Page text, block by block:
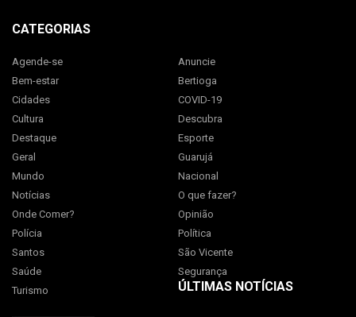
CATEGORIAS
Agende-se
Anuncie
Bem-estar
Bertioga
Cidades
COVID-19
Cultura
Descubra
Destaque
Esporte
Geral
Guarujá
Mundo
Nacional
Notícias
O que fazer?
Onde Comer?
Opinião
Polícia
Política
Santos
São Vicente
Saúde
Segurança
Turismo
ÚLTIMAS NOTÍCIAS